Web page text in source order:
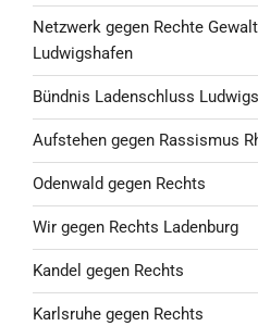
Netzwerk gegen Rechte
Ludwigshafen
Bündnis Ladenschluss
Aufstehen gegen Rassismus
Odenwald gegen Rechts
Wir gegen Rechts Ladenburg
Kandel gegen Rechts
Karlsruhe gegen Rechts